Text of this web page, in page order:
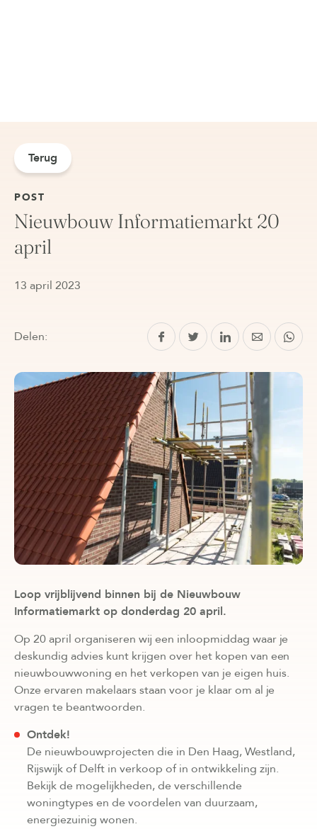
Terug
POST
Nieuwbouw Informatiemarkt 20
april
13 april 2023
Delen:
Loop vrijblijvend binnen bij de Nieuwbouw
Informatiemarkt op donderdag 20 april.
Op 20 april organiseren wij een inloopmiddag waar je
deskundig advies kunt krijgen over het kopen van een
nieuwbouwwoning en het verkopen van je eigen huis.
Onze ervaren makelaars staan voor je klaar om al je
vragen te beantwoorden.
Ontdek!
De nieuwbouwprojecten die in Den Haag, Westland,
Rijswijk of Delft in verkoop of in ontwikkeling zijn.
Bekijk de mogelijkheden, de verschillende
woningtypes en de voordelen van duurzaam,
energiezuinig wonen.